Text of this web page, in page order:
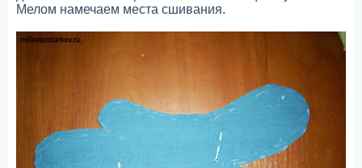
Мелом намечаем места сшивания.